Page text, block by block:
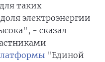
таких
электроэнергии
- сказал
"Единой